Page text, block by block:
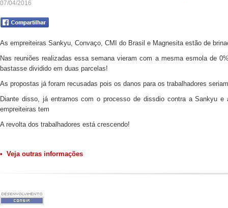
07/04/2016
As empreiteiras Sankyu, Convaço, CMI do Brasil e Magnesita estão de
Nas reuniões realizadas essa semana vieram com a mesma esmola de
bastasse dividido em duas parcelas!
As propostas já foram recusadas pois os danos para os trabalhadores
Diante disso, já entramos com o processo de dissdio contra a Sankyu
empreiteiras tem
A revolta dos trabalhadores está crescendo!
• Veja outras informações